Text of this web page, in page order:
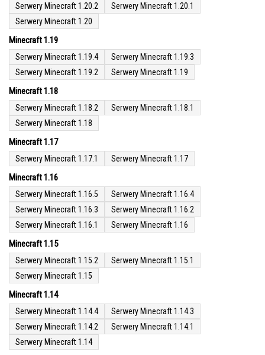
Serwery Minecraft 1.20.2
Serwery Minecraft 1.20.1
Serwery Minecraft 1.20
Minecraft 1.19
Serwery Minecraft 1.19.4
Serwery Minecraft 1.19.3
Serwery Minecraft 1.19.2
Serwery Minecraft 1.19
Minecraft 1.18
Serwery Minecraft 1.18.2
Serwery Minecraft 1.18.1
Serwery Minecraft 1.18
Minecraft 1.17
Serwery Minecraft 1.17.1 Serwery Minecraft 1.17
Minecraft 1.16
Serwery Minecraft 1.16.5
Serwery Minecraft 1.16.4
Serwery Minecraft 1.16.3
Serwery Minecraft 1.16.2
Serwery Minecraft 1.16.1
Serwery Minecraft 1.16
Minecraft 1.15
Serwery Minecraft 1.15.2
Serwery Minecraft 1.15.1
Serwery Minecraft 1.15
Minecraft 1.14
Serwery Minecraft 1.14.4
Serwery Minecraft 1.14.3
Serwery Minecraft 1.14.2
Serwery Minecraft 1.14.1
Serwery Minecraft 1.14